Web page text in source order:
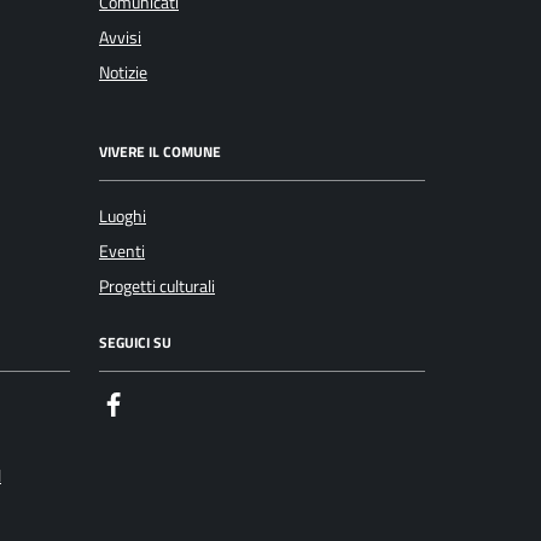
Avvisi
Notizie
VIVERE IL COMUNE
Luoghi
Eventi
Progetti culturali
SEGUICI SU